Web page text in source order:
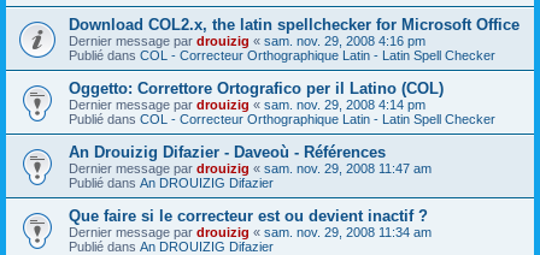
Download COL2.x, the latin spellchecker for Microsoft Office
Dernier message par drouizig « sam. nov. 29, 2008 4:16 pm
Publié dans COL - Correcteur Orthographique Latin - Latin Spell Checker
Oggetto: Correttore Ortografico per il Latino (COL)
Dernier message par drouizig « sam. nov. 29, 2008 4:14 pm
Publié dans COL - Correcteur Orthographique Latin - Latin Spell Checker
An Drouizig Difazier - Daveoù - Références
Dernier message par drouizig « sam. nov. 29, 2008 11:47 am
Publié dans An DROUIZIG Difazier
Que faire si le correcteur est ou devient inactif ?
Dernier message par drouizig « sam. nov. 29, 2008 11:34 am
Publié dans An DROUIZIG Difazier